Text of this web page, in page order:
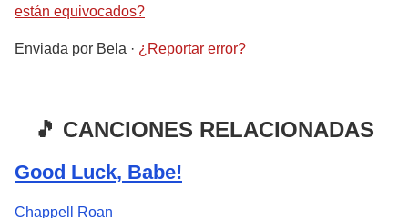
están equivocados?
Enviada por Bela · ¿Reportar error?
🎵 CANCIONES RELACIONADAS
Good Luck, Babe!
Chappell Roan